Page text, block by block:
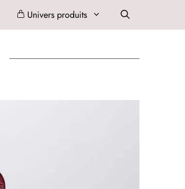
Univers produits